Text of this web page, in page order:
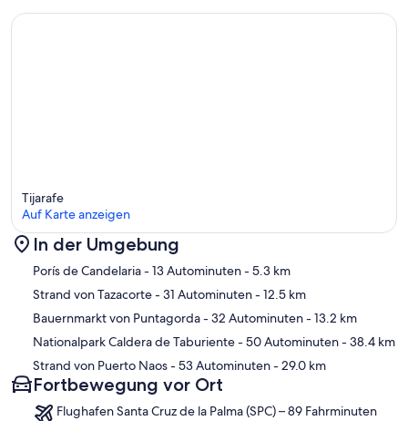
Karte
Tijarafe
Auf Karte anzeigen
In der Umgebung
Porís de Candelaria- 13 Autominuten- 5.3 km
Strand von Tazacorte- 31 Autominuten- 12.5 km
Bauernmarkt von Puntagorda- 32 Autominuten- 13.2 km
Nationalpark Caldera de Taburiente- 50 Autominuten- 38.4 km
Strand von Puerto Naos- 53 Autominuten- 29.0 km
Fortbewegung vor Ort
Flughafen Santa Cruz de la Palma (SPC) – 89 Fahrminuten